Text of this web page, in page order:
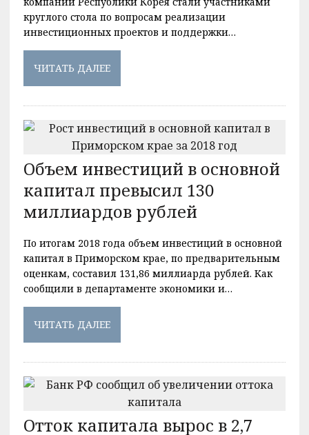
круглого стола по вопросам реализации
инвестиционных проектов и поддержки…
ЧИТАТЬ ДАЛЕЕ
Объем инвестиций в основной
капитал превысил 130
миллиардов рублей
По итогам 2018 года объем инвестиций в основной
капитал в Приморском крае, по предварительным
оценкам, составил 131,86 миллиарда рублей. Как
сообщили в департаменте экономики и…
ЧИТАТЬ ДАЛЕЕ
Отток капитала вырос в 2,7